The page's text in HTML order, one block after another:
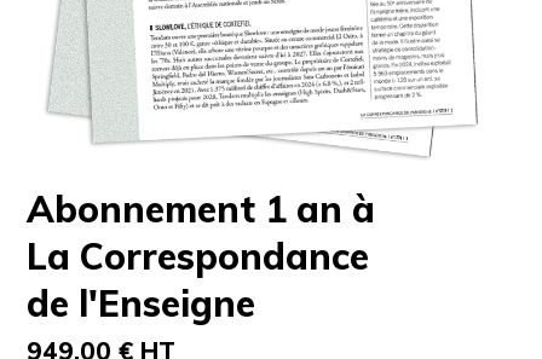
Abonnement 1 an à
La Correspondance
de l'Enseigne
949,00 € HT